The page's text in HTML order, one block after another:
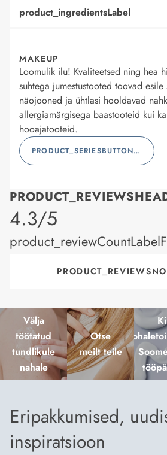
product_ingredientsLabel
MAKEUP
Loomulik ilu! Kvaliteetsed ning hea
suhtega jumestustooted toovad esile
näojooned ja ühtlasi hooldavad
allergiamärgisega baastooteid kui
hooajatooteid.
PRODUCT_SERIESBUTTONLABEL
product_rating
4.3/5
Välja
töötatud
tundlikule
nahale
Otse
meilt teile
Eripakkumised,
inspiratsioon